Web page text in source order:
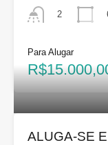
2
Para Alugar
ALUGA-SE